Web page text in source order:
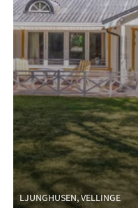
LJUNGHUSEN, VELLINGE